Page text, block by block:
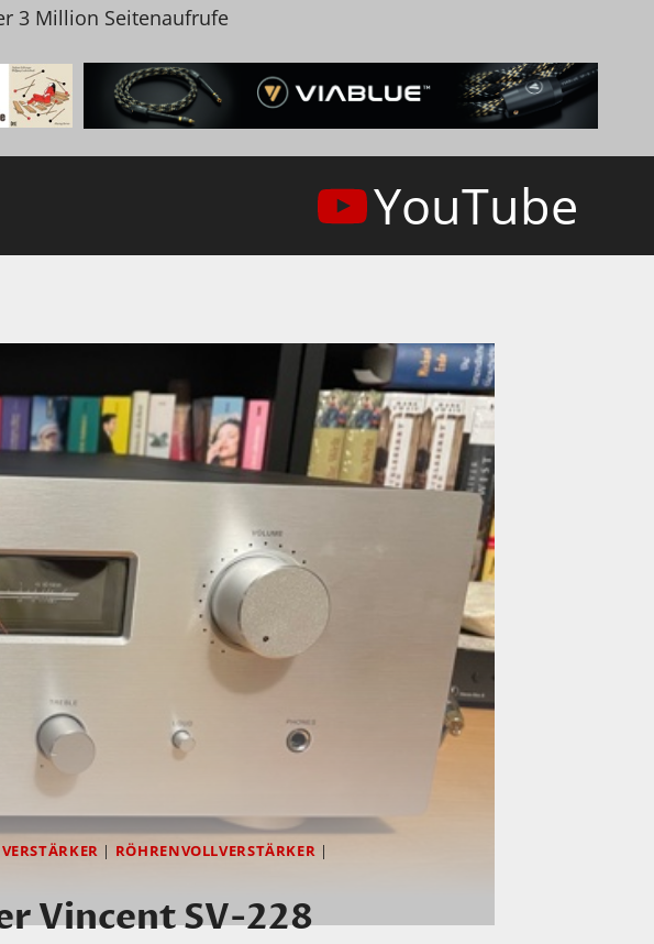
3 Million Seitenaufrufe
YouTube
| RÖHRENVOLLVERSTÄRKER |
Vincent SV-228